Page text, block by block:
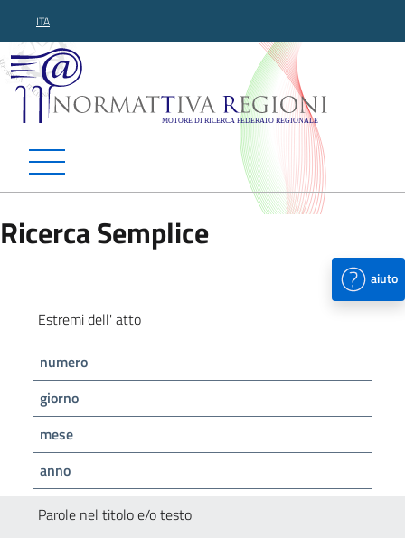
ITA
Normattiva Regioni -
Ricerca Semplice
aiuto
Estremi dell' atto
numero
giorno
mese
anno
Parole nel titolo e/o testo